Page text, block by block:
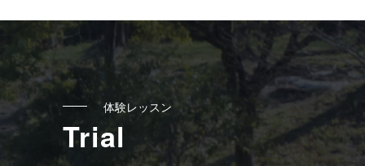
の
リ
ン
ク
体験レッスン
Trial